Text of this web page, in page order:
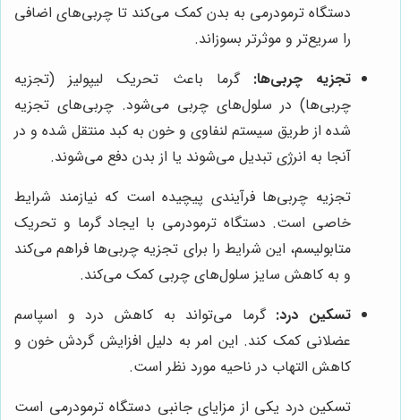
دستگاه ترمودرمی به بدن کمک می‌کند تا چربی‌های اضافی
را سریع‌تر و موثرتر بسوزاند.
تجزیه چربی‌ها: گرما باعث تحریک لیپولیز (تجزیه
چربی‌ها) در سلول‌های چربی می‌شود. چربی‌های تجزیه
شده از طریق سیستم لنفاوی و خون به کبد منتقل شده و در
آنجا به انرژی تبدیل می‌شوند یا از بدن دفع می‌شوند.
تجزیه چربی‌ها فرآیندی پیچیده است که نیازمند شرایط
خاصی است. دستگاه ترمودرمی با ایجاد گرما و تحریک
متابولیسم، این شرایط را برای تجزیه چربی‌ها فراهم می‌کند
و به کاهش سایز سلول‌های چربی کمک می‌کند.
تسکین درد: گرما می‌تواند به کاهش درد و اسپاسم
عضلانی کمک کند. این امر به دلیل افزایش گردش خون و
کاهش التهاب در ناحیه مورد نظر است.
تسکین درد یکی از مزایای جانبی دستگاه ترمودرمی است